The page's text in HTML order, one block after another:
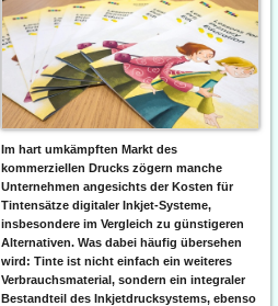
Im hart umkämpften Markt des
kommerziellen Drucks zögern manche
Unternehmen angesichts der Kosten für
Tintensätze digitaler Inkjet-Systeme,
insbesondere im Vergleich zu günstigeren
Alternativen. Was dabei häufig übersehen
wird: Tinte ist nicht einfach ein weiteres
Verbrauchsmaterial, sondern ein integraler
Bestandteil des Inkjetdrucksystems, ebenso